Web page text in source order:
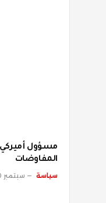
مسؤول أميركي
المفاوضات
سياسة سبتمبر 10, 2025